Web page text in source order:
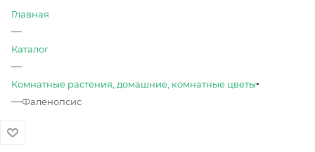
Главная
—
Каталог
—
Комнатные растения, домашние, комнатные цветы
—Фаленопсис